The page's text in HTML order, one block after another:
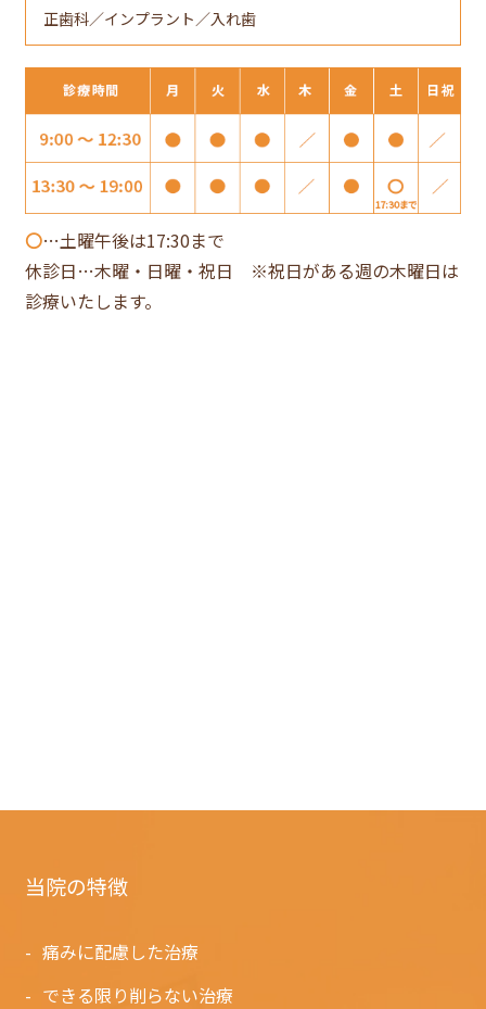
正歯科／インプラント／入れ歯
〇…土曜午後は17:30まで
休診日…木曜・日曜・祝日 ※祝日がある週の木曜日は
診療いたします。
当院の特徴
痛みに配慮した治療
できる限り削らない治療